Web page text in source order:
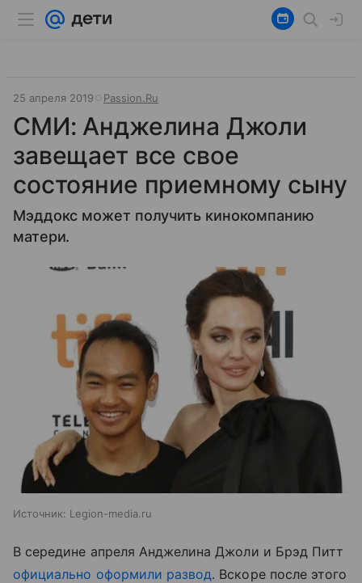
25 апреля 2019 Passion.Ru
СМИ: Анджелина Джоли
завещает все свое
состояние приемному сыну
Мэддокс может получить кинокомпанию
матери.
Источник: Legion-media.ru
В середине апреля Анджелина Джоли и Брэд Питт
официально оформили развод. Вскоре после этого